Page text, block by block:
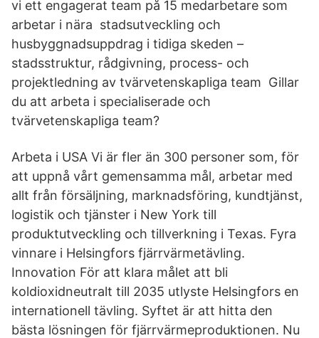
vi ett engagerat team på 15 medarbetare som
arbetar i nära stadsutveckling och
husbyggnadsuppdrag i tidiga skeden –
stadsstruktur, rådgivning, process- och
projektledning av tvärvetenskapliga team Gillar
du att arbeta i specialiserade och
tvärvetenskapliga team?
Arbeta i USA Vi är fler än 300 personer som, för
att uppnå vårt gemensamma mål, arbetar med
allt från försäljning, marknadsföring, kundtjänst,
logistik och tjänster i New York till
produktutveckling och tillverkning i Texas. Fyra
vinnare i Helsingfors fjärrvärmetävling.
Innovation För att klara målet att bli
koldioxidneutralt till 2035 utlyste Helsingfors en
internationell tävling. Syftet är att hitta den
bästa lösningen för fjärrvärmeproduktionen. Nu